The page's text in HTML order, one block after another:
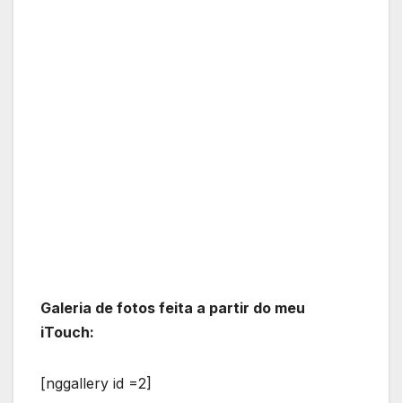
Galeria de fotos feita a partir do meu
iTouch:
[nggallery id =2]